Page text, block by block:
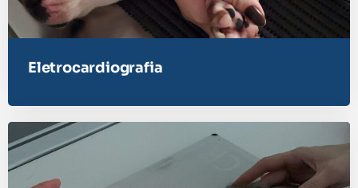
Eletrocardiografia